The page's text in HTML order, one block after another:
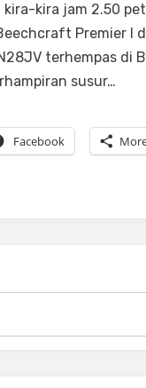
kira-kira jam 2.50
Premier I
terhempas di
susur…
Facebook